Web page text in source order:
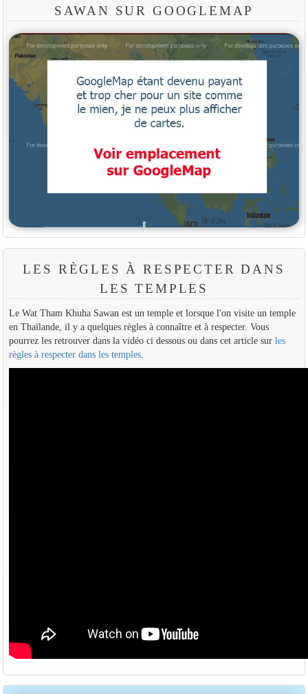
SAWAN SUR GOOGLEMAP
LES RÈGLES À RESPECTER DANS
LES TEMPLES
Le Wat Tham Khuha Sawan est un temple et lorsque l'on visite un temple
en Thaïlande, il y a quelques règles à connaître et à respecter. Vous
pourrez les retrouver dans la vidéo ci dessous ou dans cet article sur les
règles à respecter dans les temples.